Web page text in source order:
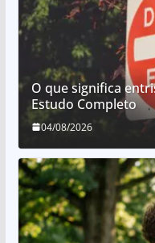
O que significa
Estudo Completo
04/08/2026